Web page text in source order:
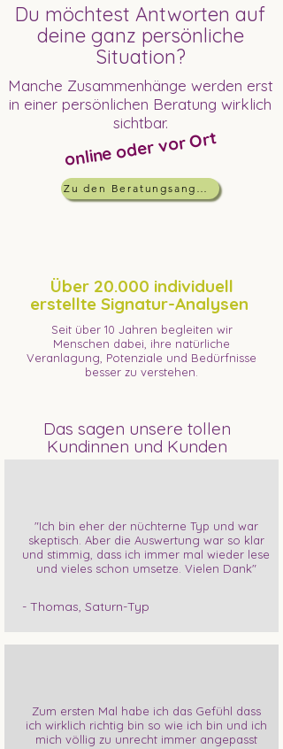
Du möchtest Antworten auf
deine ganz persönliche
Situation?
Manche Zusammenhänge werden erst
in einer persönlichen Beratung wirklich
sichtbar.
online oder vor Ort
Zu den Beratungsangeboten
Über 20.000 individuell
erstellte Signatur-Analysen
Seit über 10 Jahren begleiten wir
Menschen dabei, ihre natürliche
Veranlagung, Potenziale und Bedürfnisse
besser zu verstehen.
Das sagen unsere tollen
Kundinnen und Kunden
"Ich bin eher der nüchterne Typ und war
skeptisch. Aber die Auswertung war so klar
und stimmig, dass ich immer mal wieder lese
und vieles schon umsetze. Vielen Dank"
- Thomas, Saturn-Typ
Zum ersten Mal habe ich das Gefühl dass
ich wirklich richtig bin so wie ich bin und ich
mich völlig zu unrecht immer angepasst